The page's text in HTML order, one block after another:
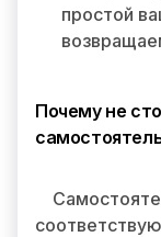
простой
Почему не